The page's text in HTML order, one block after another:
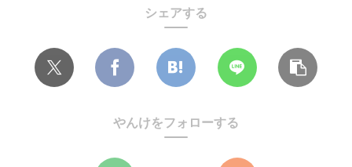
シェアする
やんけをフォローする